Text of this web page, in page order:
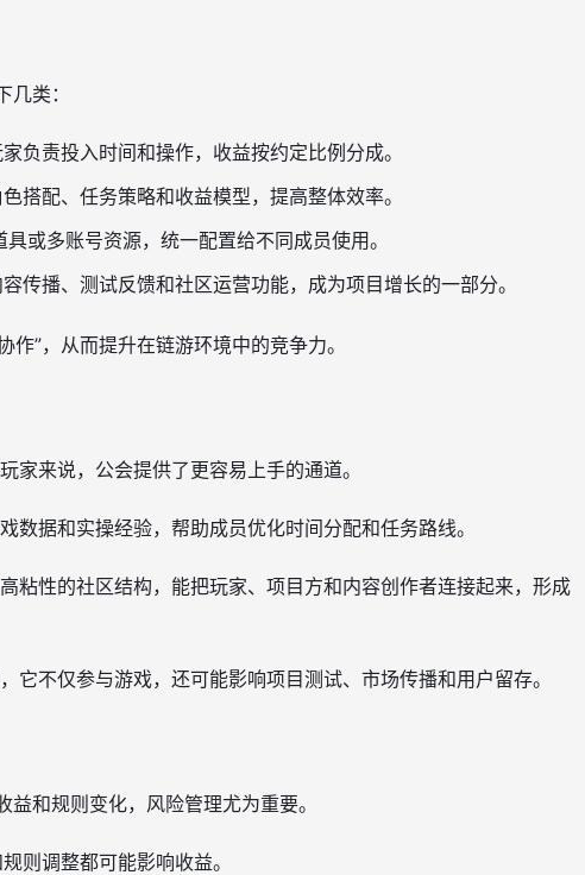
类：
负责投入时间和操作，收益按约定比例分成。
搭配、任务策略和收益模型，提高整体效率。
或多账号资源，统一配置给不同成员使用。
传播、测试反馈和社区运营功能，成为项目增长的一部分。
”，从而提升在链游环境中的竞争力。
家来说，公会提供了更容易上手的通道。
数据和实操经验，帮助成员优化时间分配和任务路线。
粘性的社区结构，能把玩家、项目方和内容创作者连接起来，形成
它不仅参与游戏，还可能影响项目测试、市场传播和用户留存。
和规则变化，风险管理尤为重要。
则调整都可能影响收益。